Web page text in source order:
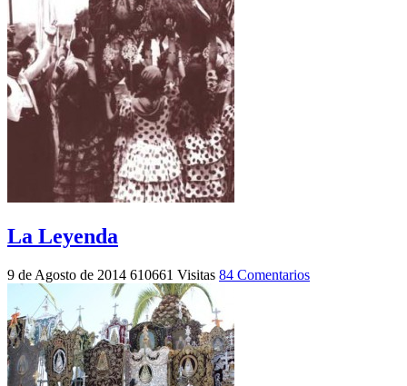
La Leyenda
9 de Agosto de 2014 610661 Visitas 84 Comentarios